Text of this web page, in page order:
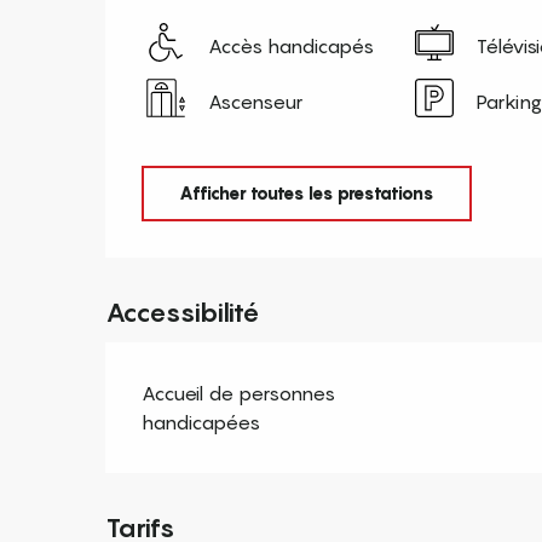
Accès handicapés
Ascenseur Parking
Afficher toutes les prestations
Accessibilité
Accueil de personnes
handicapées
Tarifs